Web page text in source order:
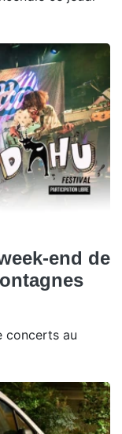
end de
concerts au